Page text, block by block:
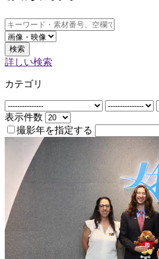
検索
詳しい検索
カテゴリ
表示件数
撮影年を指定する